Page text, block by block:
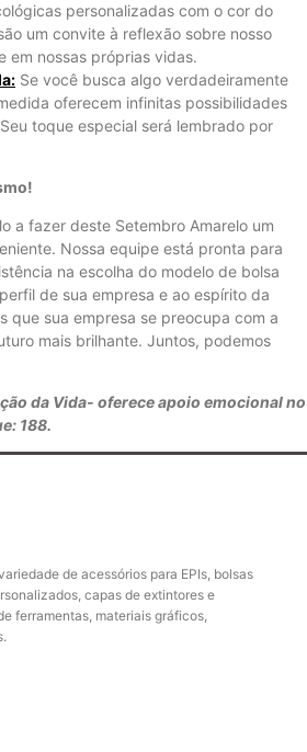
personalizadas com o cor do
um convite à reflexão sobre nosso
em nossas próprias vidas.
Se você busca algo verdadeiramente
oferecem infinitas possibilidades
toque especial será lembrado por
a fazer deste Setembro Amarelo um
Nossa equipe está pronta para
na escolha do modelo de bolsa
de sua empresa e ao espírito da
que sua empresa se preocupa com a
mais brilhante. Juntos, podemos
da Vida- oferece apoio emocional no
188.
de acessórios para EPIs, bolsas
capas de extintores e
ferramentas, materiais gráficos,